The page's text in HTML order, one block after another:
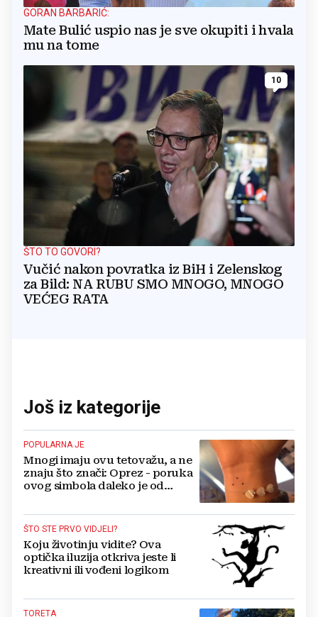
GORAN BARBARIĆ:
Mate Bulić uspio nas je sve okupiti i hvala
mu na tome
10
ŠTO TO GOVORI?
Vučić nakon povratka iz BiH i Zelenskog
za Bild: NA RUBU SMO MNOGO, MNOGO
VEĆEG RATA
Još iz kategorije
POPULARNA JE
Mnogi imaju ovu tetovažu, a ne
znaju što znači: Oprez - poruka
ovog simbola daleko je od
ŠTO STE PRVO VIDJELI?
Koju životinju vidite? Ova
optička iluzija otkriva jeste li
kreativni ili vođeni logikom
TORETA